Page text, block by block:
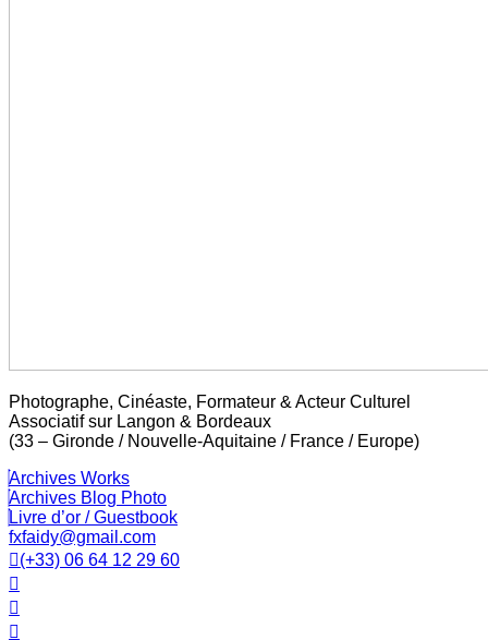
Photographe, Cinéaste, Formateur & Acteur Culturel
Associatif sur Langon & Bordeaux
(33 – Gironde / Nouvelle-Aquitaine / France / Europe)
Archives Works
Archives Blog Photo
Livre d’or / Guestbook
fxfaidy@gmail.com
(+33) 06 64 12 29 60